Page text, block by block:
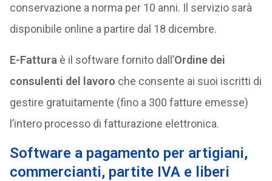
conservazione a norma per 10 anni. Il servizio sarà
disponibile online a partire dal 18 dicembre.
E-Fattura è il software fornito dall’Ordine dei
consulenti del lavoro che consente ai suoi iscritti di
gestire gratuitamente (fino a 300 fatture emesse)
l’intero processo di fatturazione elettronica.
Software a pagamento per artigiani,
commercianti, partite IVA e liberi